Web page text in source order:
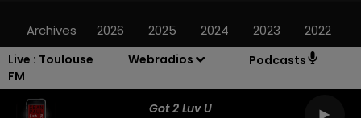
Live : Toulouse
FM
Webradios Podcasts
Got 2 Luv U
Archives 2026 2025 2024 2023 2022